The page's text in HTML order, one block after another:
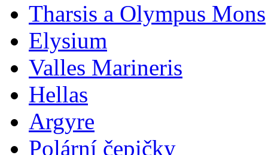
Tharsis a Olympus Mons
Elysium
Valles Marineris
Hellas
Argyre
Polární čepičky